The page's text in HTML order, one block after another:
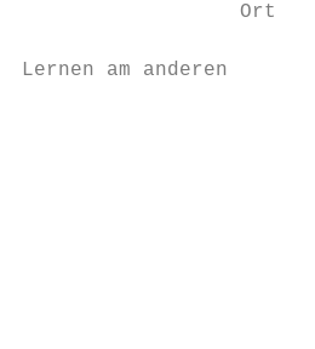
                  Ort
Lernen am anderen